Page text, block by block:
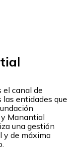
el canal de
entidades que
Manantial
una gestión
y de máxima